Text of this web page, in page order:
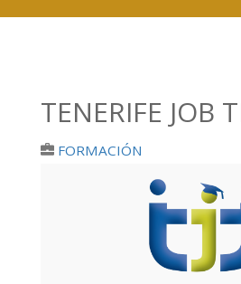
TENERIFE JOB
FORMACIÓN